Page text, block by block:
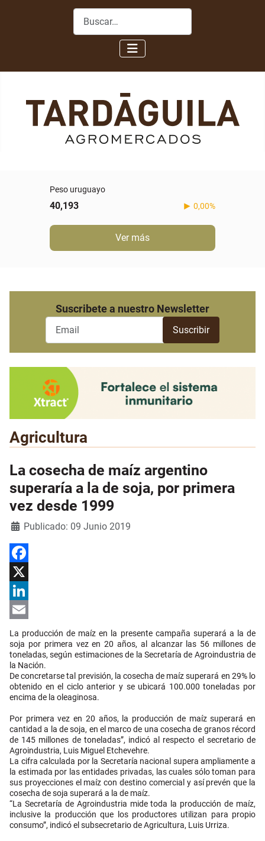
Buscar
Peso uruguayo
40,193 0,00%
Ver más
Suscribete a nuestro Newsletter
Agricultura
La cosecha de maíz argentino
superaría a la de soja, por primera
vez desde 1999
Detalles
Publicado: 09 Junio 2019
Facebook
X
LinkedIn
Email
La producción de maíz en la presente campaña superará a la de
soja por primera vez en 20 años, al alcanzar las 56 millones de
toneladas, según estimaciones de la Secretaría de Agroindustria de
la Nación.
De concretarse tal previsión, la cosecha de maíz superará en 29% lo
obtenido en el ciclo anterior y se ubicará 100.000 toneladas por
encima de la oleaginosa.
Por primera vez en 20 años, la producción de maíz superará en
cantidad a la de soja, en el marco de una cosecha de granos récord
de 145 millones de toneladas”, indicó al respecto el secretario de
Agroindustria, Luis Miguel Etchevehre.
La cifra calculada por la Secretaría nacional supera ampliamente a
la estimada por las entidades privadas, las cuales sólo toman para
sus proyecciones el maíz con destino comercial y así prevén que la
cosecha de soja superará a la de maíz.
“La Secretaría de Agroindustria mide toda la producción de maíz,
inclusive la producción que los productores utilizan para propio
consumo”, indicó el subsecretario de Agricultura, Luis Urriza.